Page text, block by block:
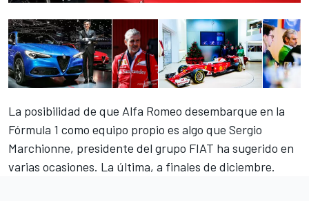
La posibilidad de que Alfa Romeo desembarque en la
Fórmula 1 como equipo propio es algo que Sergio
Marchionne, presidente del grupo FIAT ha sugerido en
varias ocasiones. La última, a finales de diciembre.